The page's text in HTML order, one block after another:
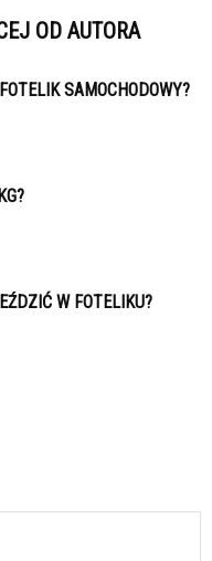
OD AUTORA
SAMOCHODOWY?
W FOTELIKU?